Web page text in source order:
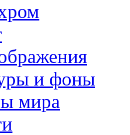
и фоны
мира